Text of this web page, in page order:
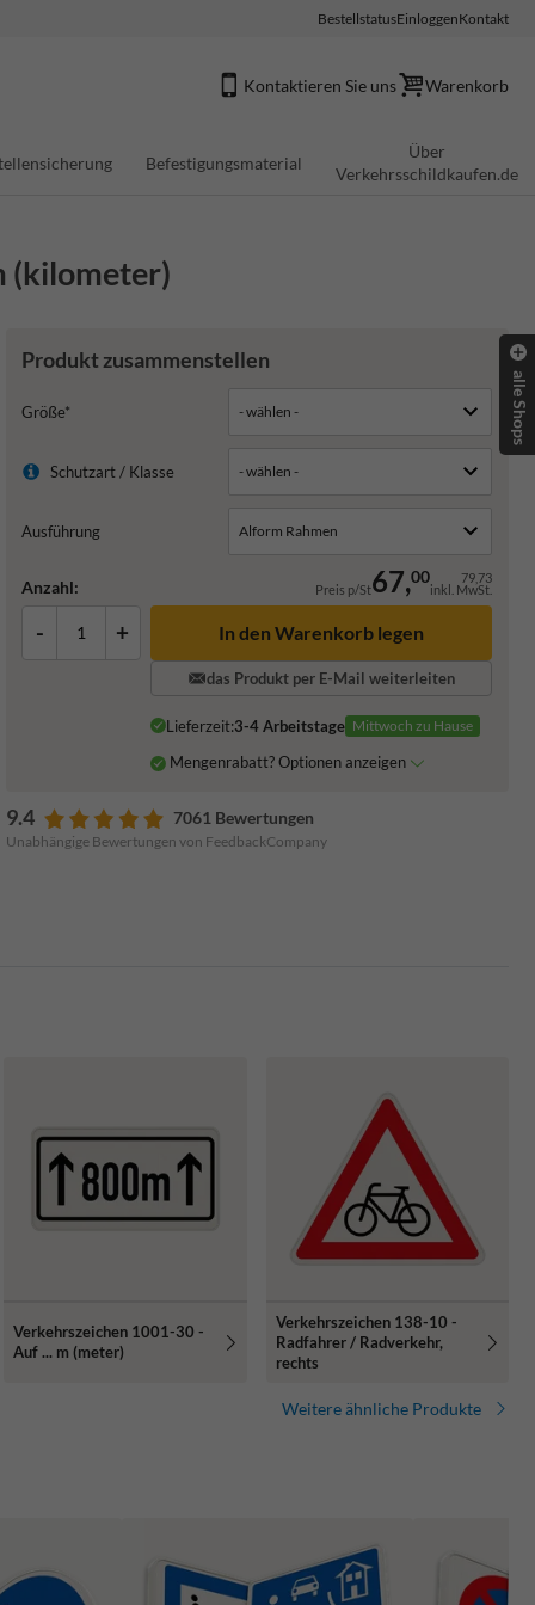
BestellstatusEinloggenKontakt
Kontaktieren Sie uns Warenkorb
Befestigungsmaterial
Über
Verkehrsschildkaufen.de
(kilometer)
Produkt zusammenstellen
Größe*
Schutzart / Klasse
Ausführung
Anzahl: Preis p/St67,00 79,73
inkl. MwSt.
- + In den Warenkorb legen
das Produkt per E-Mail weiterleiten
Lieferzeit:3-4 Arbeitstage Mittwoch zu Hause
Mengenrabatt? Optionen anzeigen
9.4 7061 Bewertungen
Unabhängige Bewertungen von FeedbackCompany
Verkehrszeichen 1001-30 -
Auf ... m (meter)
Verkehrszeichen 138-10 -
Radfahrer / Radverkehr,
rechts
Weitere ähnliche Produkte
alle Shops